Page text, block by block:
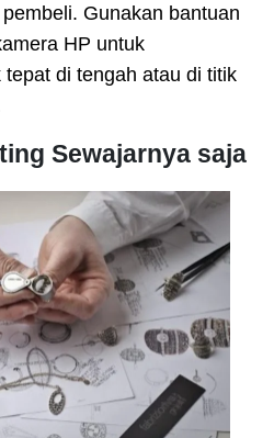
Gunakan bantuan
HP untuk
di tengah atau di titik
Sewajarnya saja